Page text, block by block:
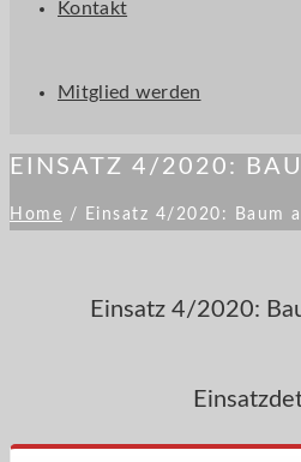
Kontakt
Mitglied werden
EINSATZ 4/2020:
Home / Einsatz 4/2020: Baum
Einsatz 4/2020: